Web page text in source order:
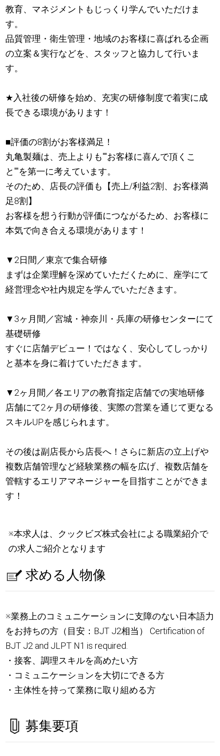
教育、マネジメントもじっくり学んでいただけま
す。
品質管理・衛生管理・地域のお客様に喜ばれる企画
の立案＆実行などを、スタッフと協力して行いま
す。
★ 入社後の研修を始め、充実の研修制度で着実に成
長できる環境があります！
■評価の8割がお客様満足！
丸亀製麺は、売上よりも""お客様に喜んで頂くこ
と""を第一に考えています。
そのため、店長の評価も【売上/利益2割、お客様満
足8割】
お客様を想う行動が評価につながるため、お客様に
本気で向き合える環境があります！
▼2日間／東京で集合研修
まずは企業理解を深めていただくために、座学にて
経営理念や社内規定を学んでいただきます。
▼3ヶ月間／宮城・神奈川・兵庫の研修センターにて
基礎研修
すぐに店舗デビュー！ではなく、安心してしっかり
と基本を身に着けていただきます。
▼2ヶ月間／各エリアの教育指定店舗での実地研修
店舗にて2ヶ月の研修後、実際の営業を通じて更なる
スキルUPを感じられます。
その後は副店長から店長へ！さらに新店の立上げや
複数店舗管理など経験業務の幅を広げ、複数店舗を
管轄するエリアマネージャーを目指すことができま
す！
※本求人は、クックビズ株式会社による職業紹介で
の求人ご紹介となります
求める人物像
※業務上のコミュニケーションに支障のない日本語力
をお持ちの方（目安：BJT J2相当） Certification of
BJT J2 and JLPT N1 is required.
・接客、調理スキルを高めたい方
・コミュニケーションを大切にできる方
・主体性を持って業務に取り組める方
募集要項